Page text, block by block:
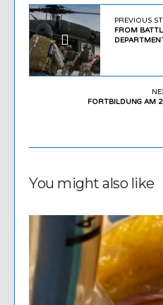
PREVIOUS
FROM
FORTBILDUNG AM
You might also like